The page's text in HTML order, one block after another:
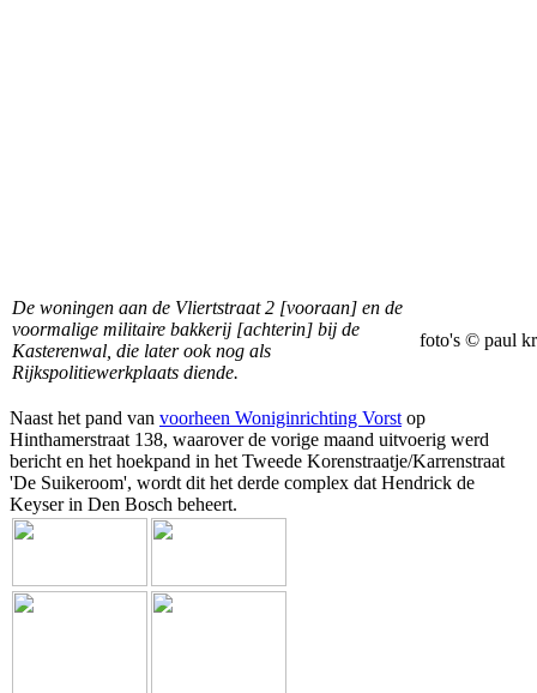
De woningen aan de Vliertstraat 2 [vooraan] en de
voormalige militaire bakkerij [achterin] bij de
Kasterenwal, die later ook nog als
Rijkspolitiewerkplaats diende.
foto's © paul
Naast het pand van voorheen Woniginrichting Vorst op
Hinthamerstraat 138, waarover de vorige maand uitvoerig werd
bericht en het hoekpand in het Tweede Korenstraatje/Karrenstraat
'De Suikeroom', wordt dit het derde complex dat Hendrick de
Keyser in Den Bosch beheert.